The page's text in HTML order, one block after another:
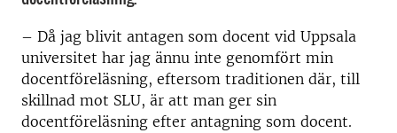
– Då jag blivit antagen som docent vid Uppsala
universitet har jag ännu inte genomfört min
docentföreläsning, eftersom traditionen där, till
skillnad mot SLU, är att man ger sin
docentföreläsning efter antagning som docent.